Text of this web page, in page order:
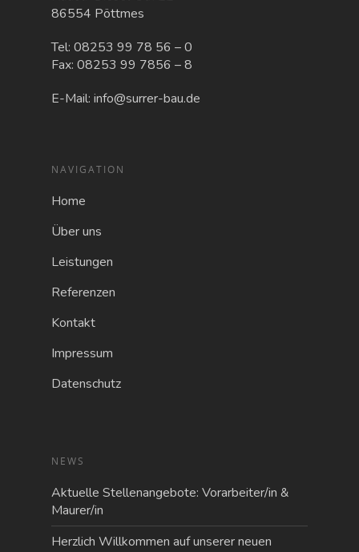
86554 Pöttmes
Tel: 08253 99 78 56 – 0
Fax: 08253 99 7856 – 8
E-Mail: info@surrer-bau.de
NAVIGATION
Home
Über uns
Leistungen
Referenzen
Kontakt
Impressum
Datenschutz
NEWS
Aktuelle Stellenangebote: Vorarbeiter/in &
Maurer/in
Herzlich Willkommen auf unserer neuen